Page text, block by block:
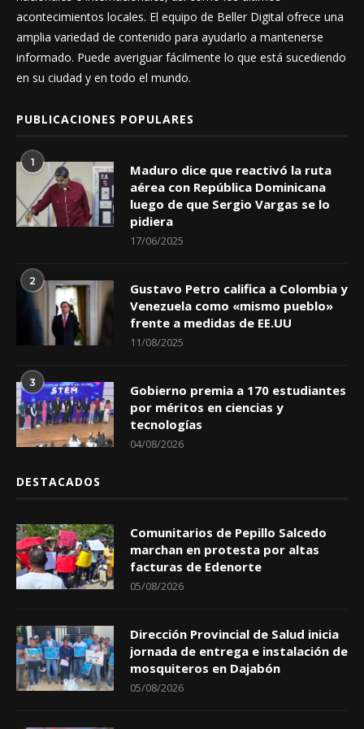
acontecimientos locales. El equipo de Beller Digital ofrece una
amplia variedad de contenido para ayudarlo a mantenerse
informado. Puede averiguar fácilmente lo que está sucediendo
en su ciudad y en todo el mundo.
PUBLICACIONES POPULARES
1
Maduro dice que reactivó la ruta
aérea con República Dominicana
luego de que Sergio Vargas se lo
pidiera
17/06/2025
2
Gustavo Petro califica a Colombia y
Venezuela como «mismo pueblo»
frente a medidas de EE.UU
11/08/2025
3
Gobierno premia a 170 estudiantes
por méritos en ciencias y
tecnologías
04/08/2026
DESTACADOS
Comunitarios de Pepillo Salcedo
marchan en protesta por altas
facturas de Edenorte
05/08/2026
Dirección Provincial de Salud inicia
jornada de entrega e instalación de
mosquiteros en Dajabón
05/08/2026